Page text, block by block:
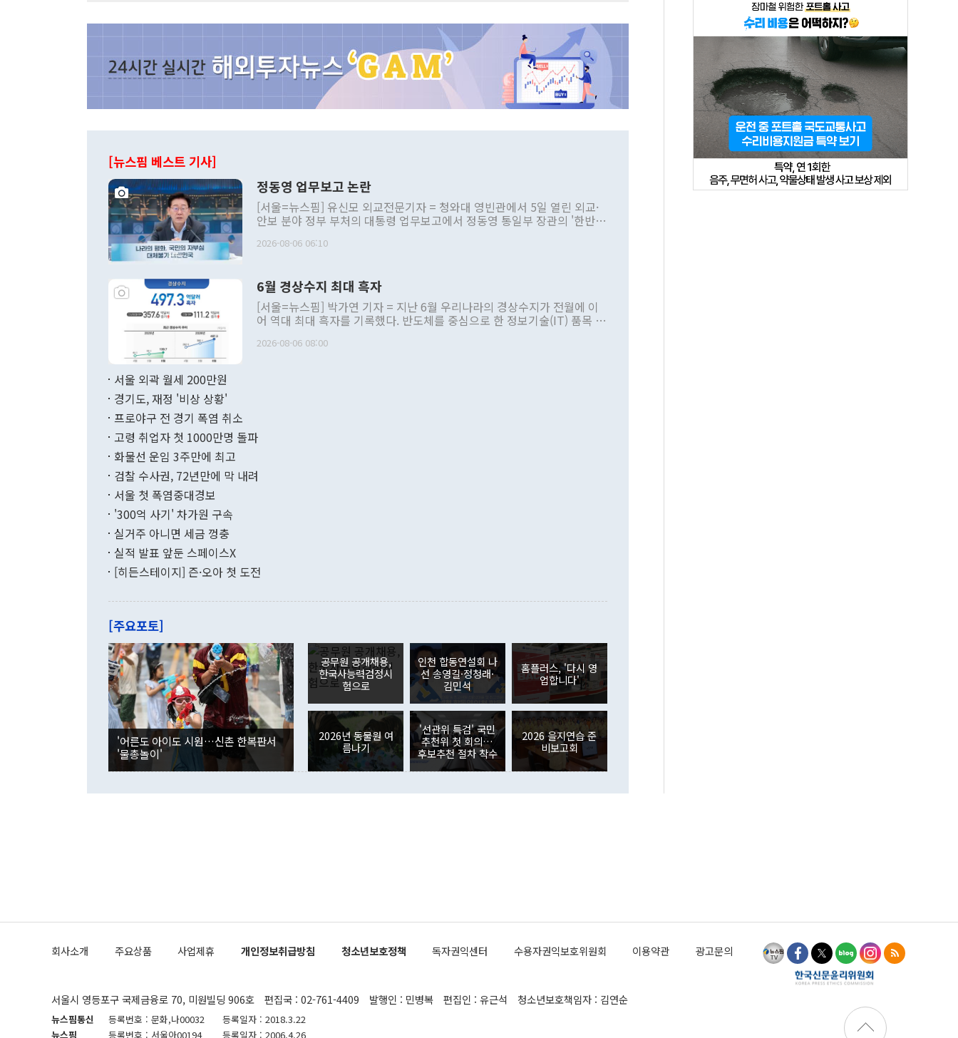
[뉴스핌 베스트 기사]
정동영 업무보고 논란
[서울=뉴스핌] 유신모 외교전문기자 = 청와대 영빈관에서 5일 열린 외교·
안보 분야 정부 부처의 대통령 업무보고에서 정동영 통일부 장관의 '한반도
발언 중에는 정부 내 조율을 거치지 않은 사안을 정책으로 추진하겠다고 공
주의적 희망에 근거한 비현실적 구상'이라는 비판을 내놨다. 그동안 정 장
관의 대북 정책 관련 발언이 물의를 빚은 적은 여러 번 있지만 대통령과 유
관 부처 장관이 공개적으로 부정적 입장을 표명한 것은 이례적이다. 정 장
관의 무리한 대북 접근법과 월권을 제어해야 한다는 목소리도 높아지고 있
다. [정동영 통일부 장관이 지난달 23일 오후 서울 종로구 정부서울청사에
무너졌다고도 했다. 또 "현 시점에서 흘러간 선(先)비핵화만 되뇌는 것은
함께 4자 대화의 동력을 확보하기 위해 최선을 다할 것"이라고 말했다. 하
"우리의 선의대로 하는 게 과연 한반도의 평화와 안정에 플러스냐, 결론적
관은 업무보고 사후 브리핑에서 정 장관이 언급한 '4자 회담'에 대해 "이상
이 9월 러시아 블라디보스토크에서 열리는 '동방경제포럼(EEF)'을 언급하
며 "정부 차원에서 (참석을) 검토하고 있다"고 발언한 데 대해서도 조 장관
은 "그것은 외교부의 몫"이라며 "아직 거기까지 진도가 나가지 않았다"고
잘랐다. 정 장관이 이날 소개한 대북 구상과 설명은 정부 내 조율을 거치지
않았다는 점에서 문제가 있다. 특히 주적 표현 대체와 국호 사용, 9·19 군
사합의 복원, 4자회담 추진 등은 통일부 장관이 결정할 사안이 아니어서 월
권이라는 지적이 나오고 있다. 이 대통령은 정 장관의 업무보고를 듣고 난
뒤 "여기 업무보고에 발표했다고 승인난 건 아니다"라고 재차 확인했다. 정
부의 한 소식통은 "정 장관의 발언 내용은 대부분 국가안전보장회의(NSC)
를 거쳐 결정된 사안이 아닌 정 장관의 개인적 생각에 가깝다"며 "안보 관
련 부처 장관이 정부의 공식 정책이 아닌 사안을 추진하겠다고 업무보고를
하고 대통령의 면전에서 '국군통수권자가 나서야 한다'고 주장한 것은 심각
이나 미국은 북한에 선비핵화를 공식적으로 요구한 적이 없기 때문이다. 지
공하는 방식으로 이뤄졌다. 1994년 북·미 제네바 기본합의는 핵시설 동결
협상에 관여했던 한 전직 관료는 "모든 북핵 협상은 북한의 비핵화 조치와
한·미가 제공하는 상응조치를 어떻게 정교하게 배열하느냐가 관건이었
다"면서 "정 장관의 발언은 지금까지 한·미가 북한에 먼저 핵을 포기해야
대화할 수 있다는 정책을 고수해 현 상황에 이르게 됐다는 잘못된 인식에서
2026-08-06 06:10
6월 경상수지 최대 흑자
[서울=뉴스핌] 박가연 기자 = 지난 6월 우리나라의 경상수지가 전월에 이
어 역대 최대 흑자를 기록했다. 반도체를 중심으로 한 정보기술(IT) 품목 수
료=한국은행] 한국은행이 6일 발표한 '2026년 6월 국제수지(잠정)'에 따르
며 월간 기준 처음으로 1000억달러를 넘어섰다. 상품수입은 644억8000만
196.9% 급증했고 컴퓨터·주변기기(SSD)는 282.7% 증가했다. IT 품목
수출은 160.4% 늘었으며 비IT 품목도 ▲석유제품(47.5%) ▲화공품
기록했지만 지식재산권사용료수지는 전월 흑자에서 4억4000만달러 적자
로 전환됐다. 본원소득수지는 배당소득을 중심으로 32억7000만달러 흑자
는 배당수입이 늘어난 데다 전월 분기배당에 따른 기저효과로 배당지급이
였던 올해 3월(369억9000만달러)을 넘어선 것이다. 직접투자에서는 내국
인의 해외투자가 80억1000만달러, 외국인의 국내투자가 46억3000만달러
각각 증가했다. 증권투자에서는 외국인의 국내 주식 매도세가 이어졌다. 외
국인의 국내 주식 투자는 차익실현 매도 등의 영향으로 316억1000만달러
감소하며 전월(-310억5000만달러)에 이어 역대 최대 순매도 기록을 다시
경신했다. 외국인의 국내 채권투자는 세계국채지수(WGBI) 자금 유입에도
분기 말 만기도래 영향으로 증가 폭이 줄어든 52억9000만달러를 기록했
다. 내국인의 해외 증권투자는 주식을 중심으로 35억6000만달러 증가했
다. eoyn2@newspim.com
2026-08-06 08:00
서울 외곽 월세 200만원
경기도, 재정 '비상 상황'
프로야구 전 경기 폭염 취소
고령 취업자 첫 1000만명 돌파
화물선 운임 3주만에 최고
검찰 수사권, 72년만에 막 내려
서울 첫 폭염중대경보
'300억 사기' 차가원 구속
실거주 아니면 세금 껑충
실적 발표 앞둔 스페이스X
[히든스테이지] 즌·오아 첫 도전
[주요포토]
'어른도 아이도 시원…신촌 한복판서
'물총놀이'
공무원 공개채용,
한국사능력검정시
험으로
인천 합동연설회 나
선 송영길·정청래·
김민석
홈플러스, '다시 영
업합니다'
2026년 동물원 여
름나기
'선관위 특검' 국민
추천위 첫 회의…
후보추천 절차 착수
2026 을지연습 준
비보고회
회사소개 주요상품 사업제휴 개인정보취급방침 청소년보호정책 독자권익센터 수용자권익보호위원회 이용약관 광고문의
서울시 영등포구 국제금융로 70, 미원빌딩 906호 편집국 : 02-761-4409 발행인 : 민병복 편집인 : 유근석 청소년보호책임자 : 김연순
뉴스핌통신 등록번호 : 문화,나00032
등록일자 : 2018.3.22
뉴스핌
등록번호 : 서울아00194 등록일자 : 2006.4.26